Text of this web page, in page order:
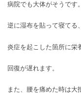
病院でも大体がそうです。
逆に湿布を貼って寝てる
炎症を起こした箇所に栄
回復が遅れます。
また、腰を痛めた時は大